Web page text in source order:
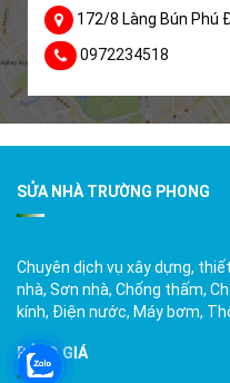
172/8 Làng Bún Phú
0972234518
SỬA NHÀ TRƯỜNG PHONG
Chuyên dịch vụ xây dựng,
nhà, Sơn nhà, Chống thấm,
kính, Điện nước, Máy bơm,
BẢNG GIÁ